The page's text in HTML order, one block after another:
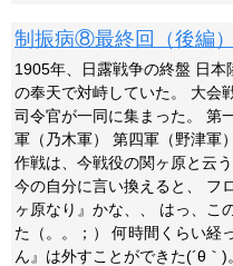
制振病⑧最終回（後編
1905年、日露戦争の終盤 日
の奉天で対峙していた。 大会
司令官が一同に集まった。 第
軍（乃木軍） 第四軍（野津軍
作戦は、今戦役の関ヶ原と云
今の自分に言い換えると、 フ
ヶ原なり』かな、、 はっ、こ
た（。。；） 何時間くらい経
ん』は外すことができた(´θ｀